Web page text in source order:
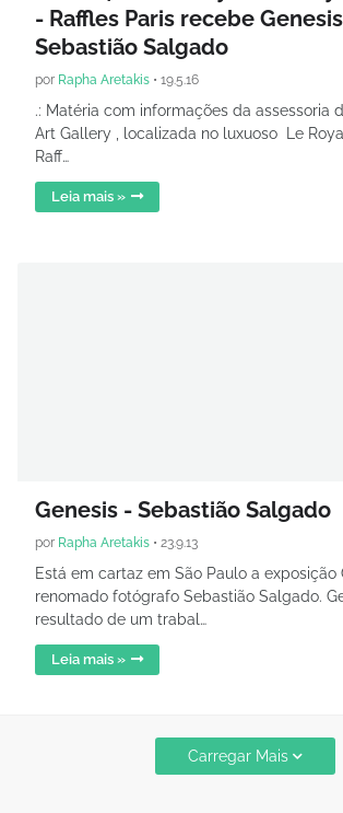
- Raffles Paris recebe
Sebastião Salgado
por Rapha Aretakis • 19.5.16
.: Matéria com informações da assessoria
Art Gallery , localizada no luxuoso Le
Raff…
Leia mais »
Genesis - Sebastião Salgado
por Rapha Aretakis • 23.9.13
Está em cartaz em São Paulo a exposição
renomado fotógrafo Sebastião Salgado.
resultado de um trabal…
Leia mais »
Carregar Mais